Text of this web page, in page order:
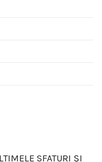
SFATURI ȘI